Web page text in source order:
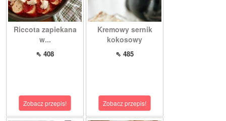
Riccota zapiekana
w...
⇖ 408
Zobacz przepis!
Kremowy sernik
kokosowy
⇖ 485
Zobacz przepis!